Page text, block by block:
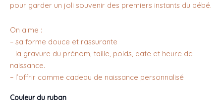
pour garder un joli souvenir des premiers instants du bébé.
On aime :
– sa forme douce et rassurante
– la gravure du prénom, taille, poids, date et heure de
naissance.
– l’offrir comme cadeau de naissance personnalisé
Couleur du ruban